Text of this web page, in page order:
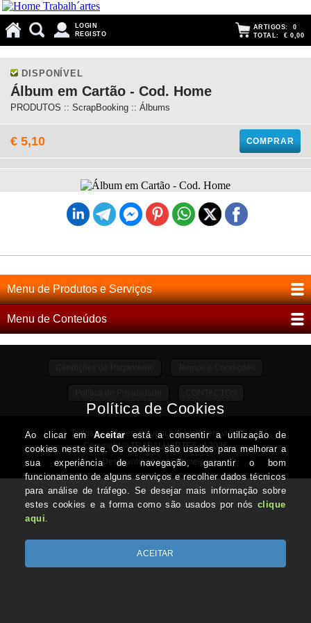
LOGIN
REGISTO
ARTIGOS: 0
TOTAL: € 0,00
DISPONÍVEL
Álbum em Cartão - Cod. Home
PRODUTOS :: ScrapBooking :: Álbums
€ 5,10 COMPRAR
Menu de Produtos e Serviços
Menu de Conteúdos
Todos os valores incluem IVA à taxa em vigor
Copyright © TRABALHARTES.pt 2026
Desenvolvido por Optimeios